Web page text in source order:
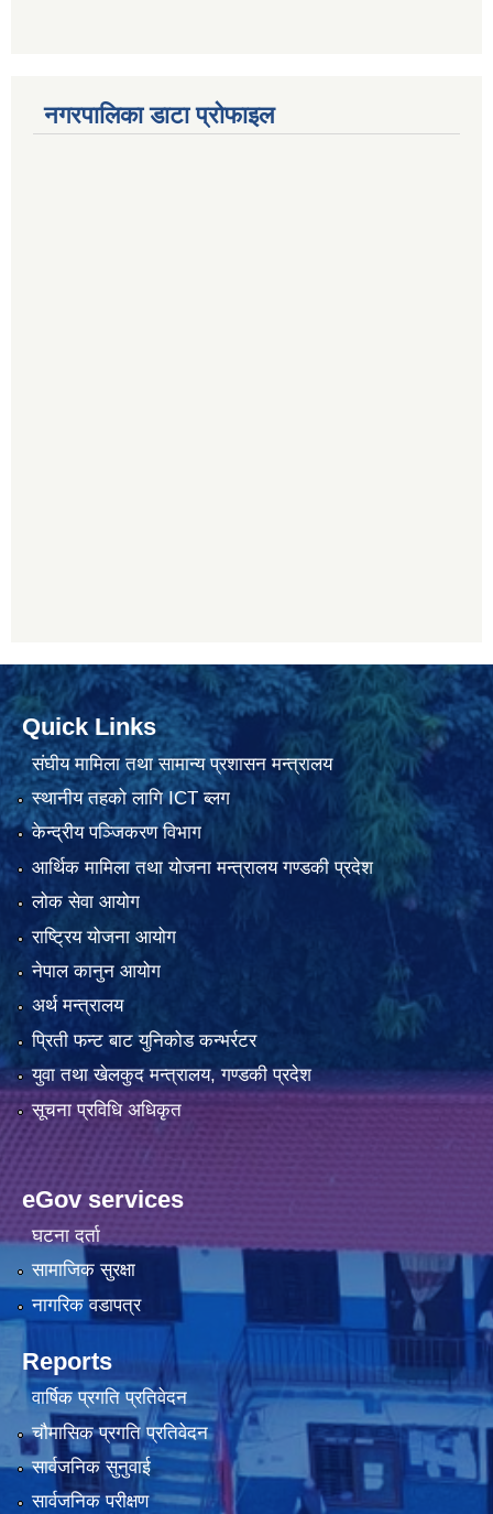
नगरपालिका डाटा प्रोफाइल
Quick Links
संघीय मामिला तथा सामान्य प्रशासन मन्त्रालय
स्थानीय तहको लागि ICT ब्लग
केन्द्रीय पञ्जिकरण विभाग
आर्थिक मामिला तथा योजना मन्त्रालय गण्डकी प्रदेश
लोक सेवा आयोग
राष्ट्रिय योजना आयोग
नेपाल कानुन आयोग
अर्थ मन्त्रालय
प्रिती फन्ट बाट युनिकोड कन्भर्रटर
युवा तथा खेलकुद मन्त्रालय, गण्डकी प्रदेश
सूचना प्रविधि अधिकृत
eGov services
घटना दर्ता
सामाजिक सुरक्षा
नागरिक वडापत्र
Reports
वार्षिक प्रगति प्रतिवेदन
चौमासिक प्रगति प्रतिवेदन
सार्वजनिक सुनुवाई
सार्वजनिक परीक्षण